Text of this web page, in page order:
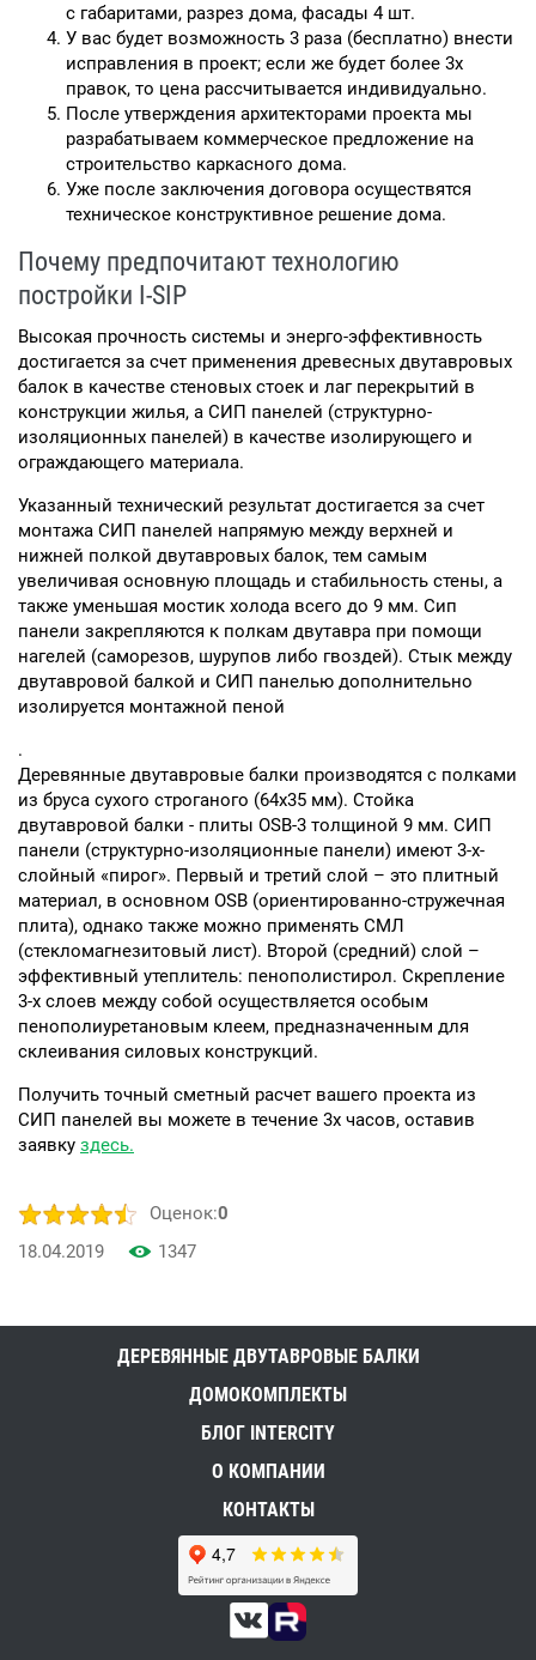
с габаритами, разрез дома, фасады 4 шт.
У вас будет возможность 3 раза (бесплатно) внести
исправления в проект; если же будет более 3х
правок, то цена рассчитывается индивидуально.
После утверждения архитекторами проекта мы
разрабатываем коммерческое предложение на
строительство каркасного дома.
Уже после заключения договора осуществятся
техническое конструктивное решение дома.
Почему предпочитают технологию
постройки I-SIP
Высокая прочность системы и энерго-эффективность
достигается за счет применения древесных двутавровых
балок в качестве стеновых стоек и лаг перекрытий в
конструкции жилья, а СИП панелей (структурно-
изоляционных панелей) в качестве изолирующего и
ограждающего материала.
Указанный технический результат достигается за счет
монтажа СИП панелей напрямую между верхней и
нижней полкой двутавровых балок, тем самым
увеличивая основную площадь и стабильность стены, а
также уменьшая мостик холода всего до 9 мм. Сип
панели закрепляются к полкам двутавра при помощи
нагелей (саморезов, шурупов либо гвоздей). Стык между
двутавровой балкой и СИП панелью дополнительно
изолируется монтажной пеной
.
Деревянные двутавровые балки производятся с полками
из бруса сухого строганого (64х35 мм). Стойка
двутавровой балки - плиты OSB-3 толщиной 9 мм. СИП
панели (структурно-изоляционные панели) имеют 3-х-
слойный «пирог». Первый и третий слой – это плитный
материал, в основном OSB (ориентированно-стружечная
плита), однако также можно применять СМЛ
(стекломагнезитовый лист). Второй (средний) слой –
эффективный утеплитель: пенополистирол. Скрепление
3-х слоев между собой осуществляется особым
пенополиуретановым клеем, предназначенным для
склеивания силовых конструкций.
Получить точный сметный расчет вашего проекта из
СИП панелей вы можете в течение 3х часов, оставив
заявку здесь.
Оценок:0
18.04.2019
1347
ДЕРЕВЯННЫЕ ДВУТАВРОВЫЕ БАЛКИ
ДОМОКОМПЛЕКТЫ
БЛОГ INTERCITY
О КОМПАНИИ
КОНТАКТЫ